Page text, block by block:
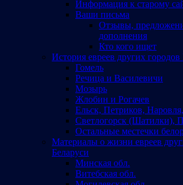
Информация к старому
Ваши письма
Отзывы,
дополнения
Кто кого ищет
История евреев других
Гомель
Речица и Василевичи
Мозырь
Жлобин и Рогачев
Ельск, Петриков,
Светлогорск (Шатилки),
Остальные местечки
Материалы о жизни евреев
Беларуси
Минская обл.
Витебская обл.